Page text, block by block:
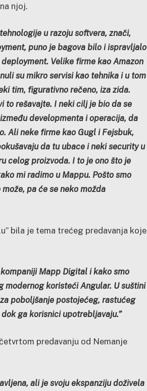
njoj.
u razoju softvera, znači,
puno je bagova bilo i ispravljalo
Velike firme kao Amazon
su mikro servisi kao tehnika i u tom
tim, figurativno rečeno, iza zida.
to rešavajte. I neki cilj je bio da se
developmenta i operacija, da
Ali neke firme kao Gugl i Fejsbuk,
da tu ubace i neki security u
celog proizvoda. I to je ono što je
mi radimo u Mappu. Pošto smo
pa će se neko možda
bila je tema trećeg predavanja koje
Mapp Digital i kako smo
koristeći Angular. U suštini
poboljšanje postojećeg, rastućeg
ga korisnici upotrebljavaju.”
predavanju od Nemanje
ali je svoju ekspanziju doživela